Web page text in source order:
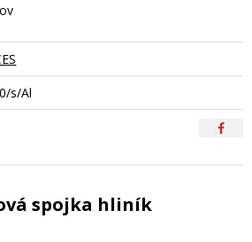
s/Al
spojka hliník